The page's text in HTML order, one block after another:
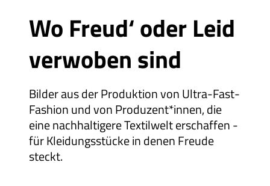
Wo Freud‘ oder Leid
verwoben sind
Bilder aus der Produktion von Ultra-Fast-
Fashion und von Produzent*innen, die
eine nachhaltigere Textilwelt erschaffen -
für Kleidungsstücke in denen Freude
steckt.